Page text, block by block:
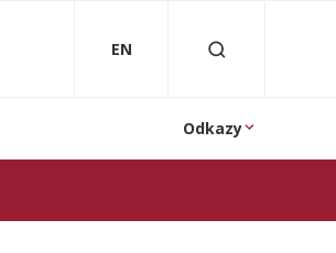
EN
Odkazy